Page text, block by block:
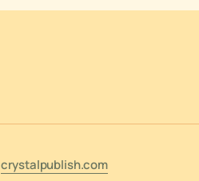
crystalpublish.com